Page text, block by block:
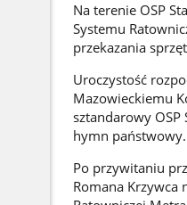
Na terenie OSP
Systemu
przekazania
Uroczystość
Mazowieckiemu
sztandarowy
hymn państwowy.
Po przywitaniu
Romana Krzywca